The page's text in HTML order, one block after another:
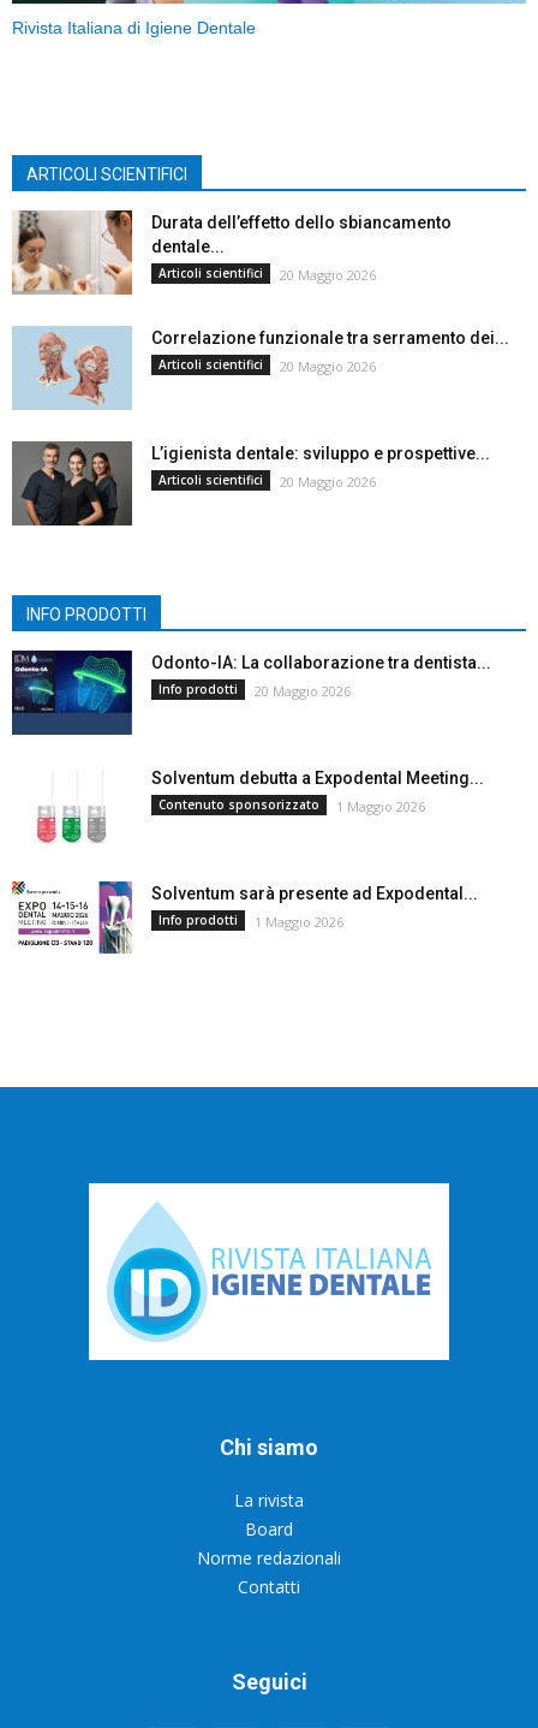
Rivista Italiana di Igiene Dentale
ARTICOLI SCIENTIFICI
Durata dell’effetto dello sbiancamento
dentale...
Articoli scientifici 20 Maggio 2026
Correlazione funzionale tra serramento dei...
Articoli scientifici 20 Maggio 2026
L’igienista dentale: sviluppo e prospettive...
Articoli scientifici 20 Maggio 2026
INFO PRODOTTI
Odonto-IA: La collaborazione tra dentista...
Info prodotti 20 Maggio 2026
Solventum debutta a Expodental Meeting...
Contenuto sponsorizzato 1 Maggio 2026
Solventum sarà presente ad Expodental...
Info prodotti 1 Maggio 2026
Chi siamo
La rivista
Board
Norme redazionali
Contatti
Seguici